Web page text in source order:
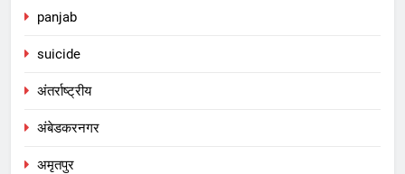
panjab
suicide
अंतर्राष्ट्रीय
अंबेडकरनगर
अमृतपुर